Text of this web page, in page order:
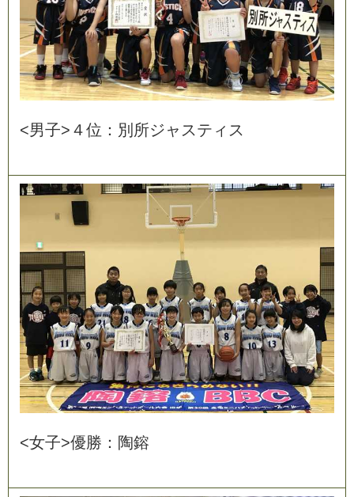
<男子> ４位 ： 別 所ジャ ステ ィ ス
<女子>優勝 ： 陶鎔